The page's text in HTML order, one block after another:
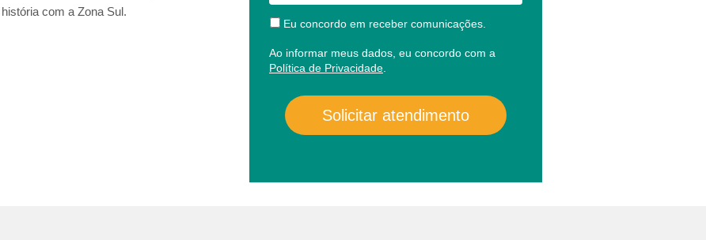
com a Zona Sul.
Eu concordo em receber comunicações.
Ao informar meus dados, eu concordo com a
Política de Privacidade
Solicitar atendimento